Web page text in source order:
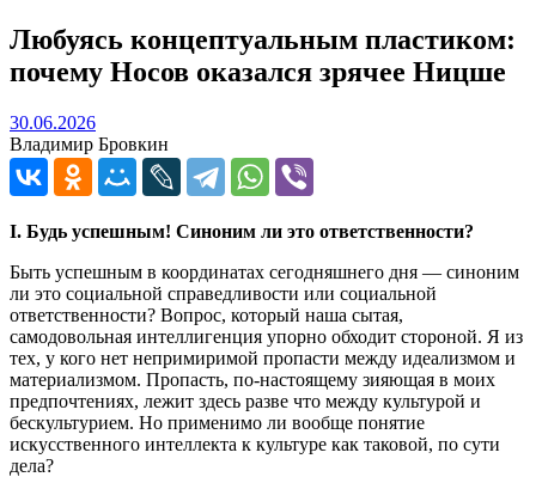
Любуясь концептуальным пластиком:
почему Носов оказался зрячее Ницше
30.06.202630.06.2026
Владимир Бровкин
I. Будь успешным! Синоним ли это ответственности?
Быть успешным в координатах сегодняшнего дня — синоним
ли это социальной справедливости или социальной
ответственности? Вопрос, который наша сытая,
самодовольная интеллигенция упорно обходит стороной. Я из
тех, у кого нет непримиримой пропасти между идеализмом и
материализмом. Пропасть, по-настоящему зияющая в моих
предпочтениях, лежит здесь разве что между культурой и
бескультурием. Но применимо ли вообще понятие
искусственного интеллекта к культуре как таковой, по сути
дела?